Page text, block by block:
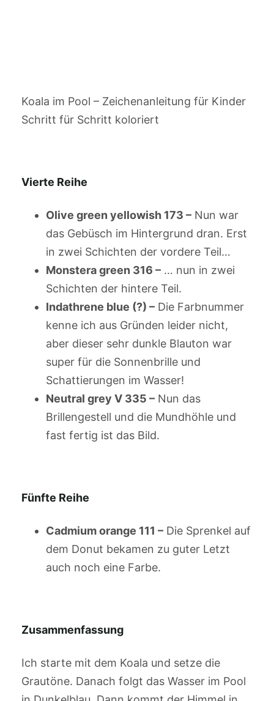
Koala im Pool – Zeichenanleitung für Kinder
Schritt für Schritt koloriert
Vierte Reihe
Olive green yellowish 173 –Nun war
das Gebüsch im Hintergrund dran. Erst
in zwei Schichten der vordere Teil…
Monstera green 316 –… nun in zwei
Schichten der hintere Teil.
Indathrene blue (?) –Die Farbnummer
kenne ich aus Gründen leider nicht,
aber dieser sehr dunkle Blauton war
super für die Sonnenbrille und
Schattierungen im Wasser!
Neutral grey V 335 –Nun das
Brillengestell und die Mundhöhle und
fast fertig ist das Bild.
Fünfte Reihe
Cadmium orange 111 –Die Sprenkel auf
dem Donut bekamen zu guter Letzt
auch noch eine Farbe.
Zusammenfassung
Ich starte mit dem Koala und setze die
Grautöne. Danach folgt das Wasser im Pool